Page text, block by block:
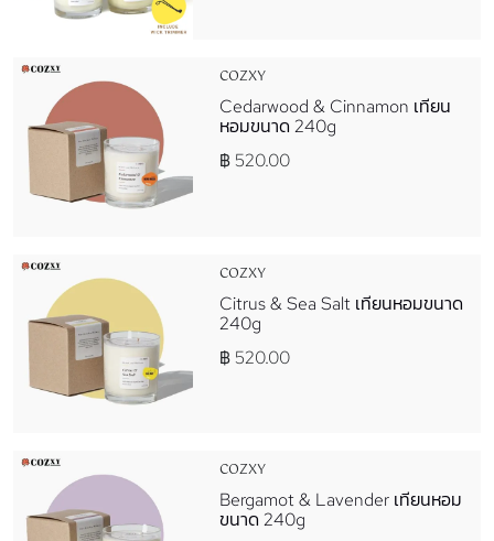
COZXY
Cedarwood & Cinnamon เทียน
หอมขนาด 240g
฿ 520.00
COZXY
Citrus & Sea Salt เทียนหอมขนาด
240g
฿ 520.00
COZXY
Bergamot & Lavender เทียนหอม
ขนาด 240g